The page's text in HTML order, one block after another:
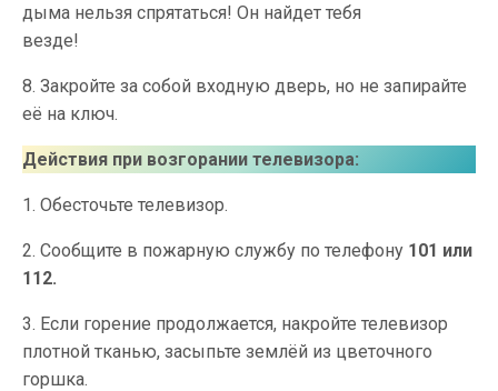
дыма нельзя спрятаться! Он найдет тебя
везде!
8. Закройте за собой входную дверь, но не запирайте
её на ключ.
Действия при возгорании телевизора:
1. Обесточьте телевизор.
2. Сообщите в пожарную службу по телефону 101 или
112.
3. Если горение продолжается, накройте телевизор
плотной тканью, засыпьте землёй из цветочного
горшка.